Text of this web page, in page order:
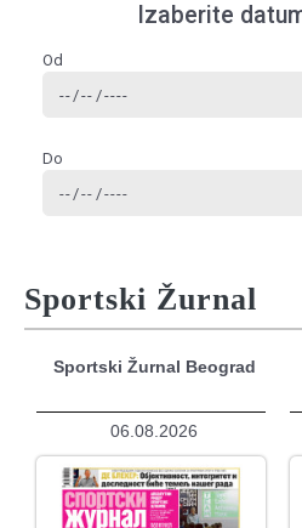
Izaberite
Od
Do
Sportski Žurnal
Sportski Žurnal Beograd
06.08.2026